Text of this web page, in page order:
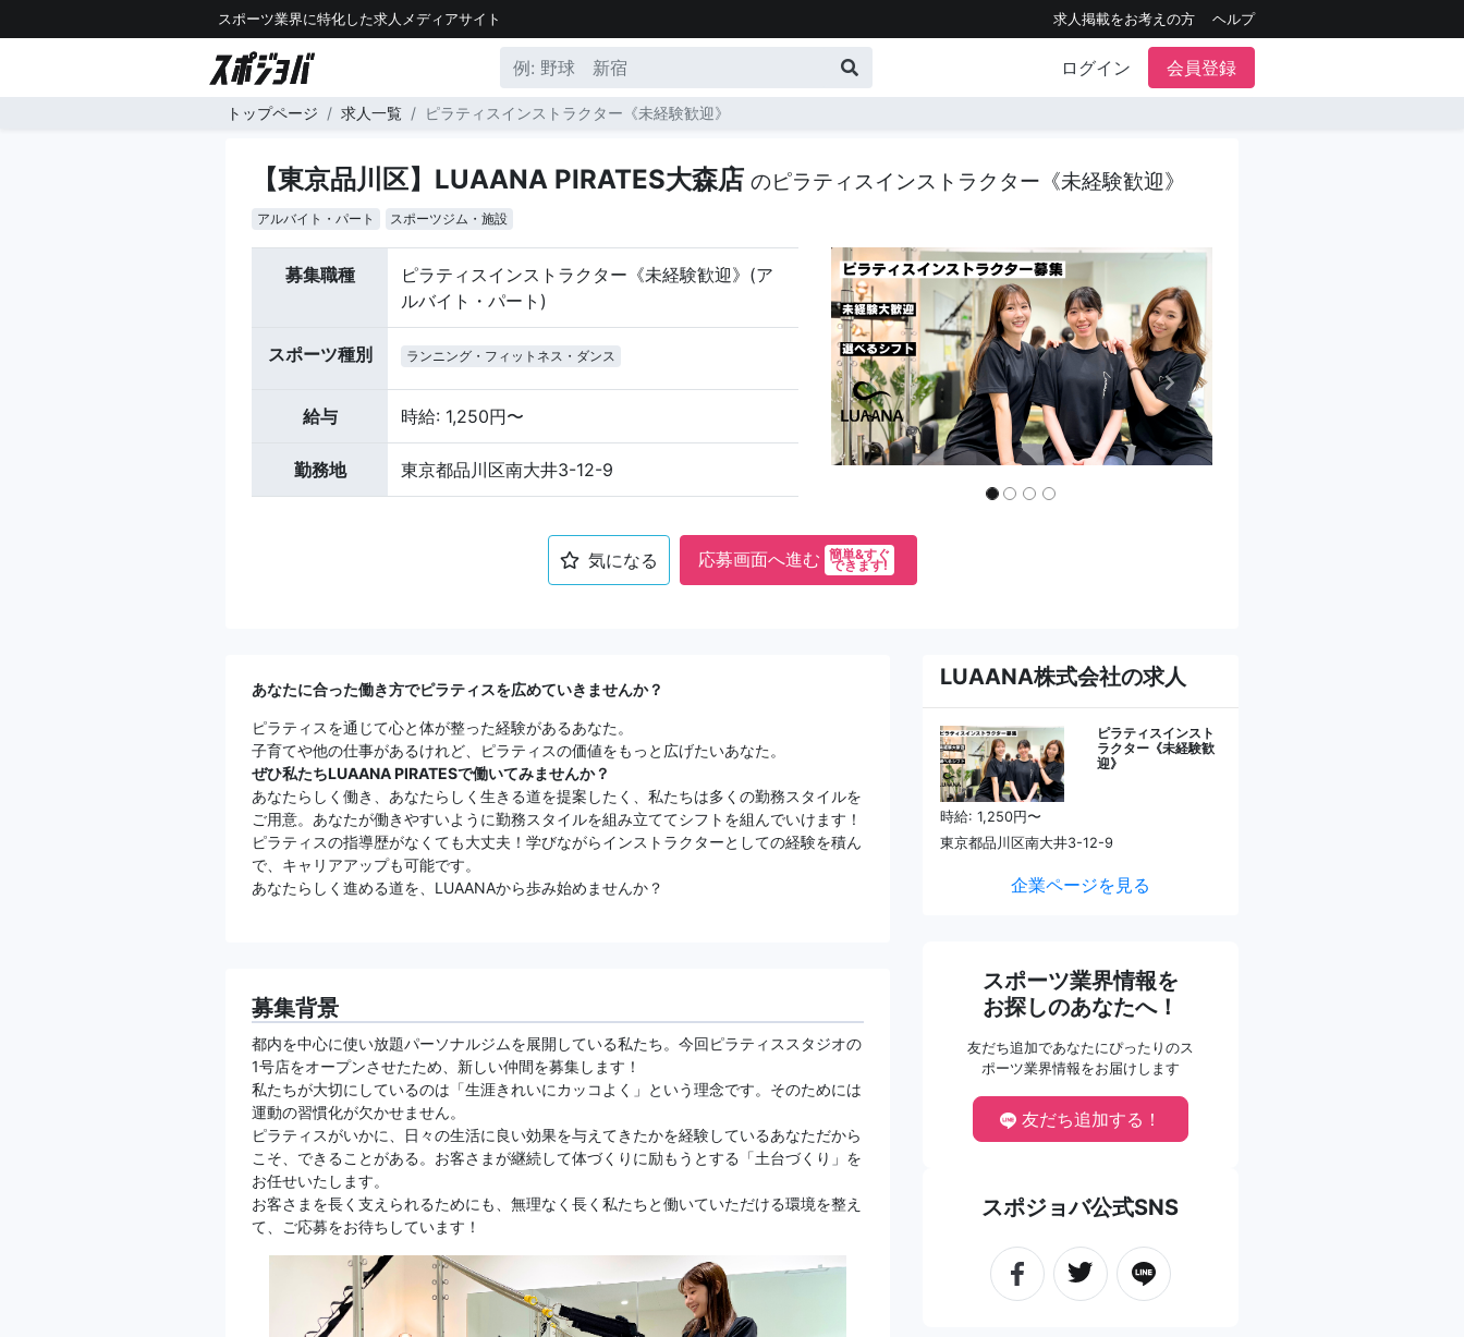
スポーツ業界に特化した求人メディアサイト 求人掲載をお考えの方 ヘルプ
ログイン 会員登録
トップページ 求人一覧 ピラティスインストラクター《未経験歓迎》
【東京品川区】LUAANA PIRATES大森店 のピラティスインストラクター《未経験歓迎》
アルバイト・パート スポーツジム・施設
募集職種
ピラティスインストラクター《未経験歓迎》(ア
ルバイト・パート)
スポーツ種別 ランニング・フィットネス・ダンス
給与 時給: 1,250円〜
勤務地 東京都品川区南大井3-12-9
気になる 応募画面へ進む 簡単&すぐ
できます!
あなたに合った働き方でピラティスを広めていきませんか？
ピラティスを通じて心と体が整った経験があるあなた。
子育てや他の仕事があるけれど、ピラティスの価値をもっと広げたいあなた。
ぜひ私たちLUAANA PIRATESで働いてみませんか？
あなたらしく働き、あなたらしく生きる道を提案したく、私たちは多くの勤務スタイルを
ご用意。あなたが働きやすいように勤務スタイルを組み立ててシフトを組んでいけます！
ピラティスの指導歴がなくても大丈夫！学びながらインストラクターとしての経験を積ん
で、キャリアアップも可能です。
あなたらしく進める道を、LUAANAから歩み始めませんか？
募集背景
都内を中心に使い放題パーソナルジムを展開している私たち。今回ピラティススタジオの
1号店をオープンさせたため、新しい仲間を募集します！
私たちが大切にしているのは「生涯きれいにカッコよく」という理念です。そのためには
運動の習慣化が欠かせません。
ピラティスがいかに、日々の生活に良い効果を与えてきたかを経験しているあなただから
こそ、できることがある。お客さまが継続して体づくりに励もうとする「土台づくり」を
お任せいたします。
お客さまを長く支えられるためにも、無理なく長く私たちと働いていただける環境を整え
て、ご応募をお待ちしています！
LUAANA株式会社の求人
ピラティスインスト
ラクター《未経験歓
迎》
時給: 1,250円〜
東京都品川区南大井3-12-9
企業ページを見る
スポーツ業界情報を
お探しのあなたへ！
友だち追加であなたにぴったりのス
ポーツ業界情報をお届けします
友だち追加する！
スポジョバ公式SNS